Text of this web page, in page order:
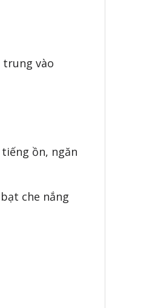
vào
ồn, ngăn
che nắng